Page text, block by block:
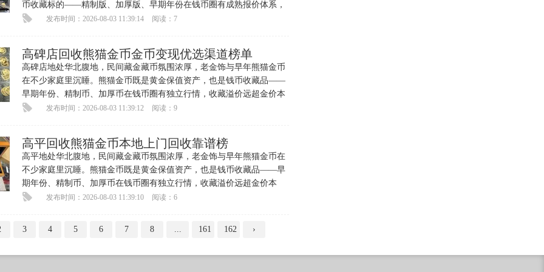
币收藏标的——精制版、加厚版、早期年份在钱币圈有成熟报价体系，
收藏溢价可观。每逢金价高
发布时间：2026-08-03 11:39:14 阅读：7
高碑店回收熊猫金币金币变现优选渠道榜单
高碑店地处华北腹地，民间藏金藏币氛围浓厚，老金饰与早年熊猫金币
在不少家庭里沉睡。熊猫金币既是黄金保值资产，也是钱币收藏品——
早期年份、精制币、加厚币在钱币圈有独立行情，收藏溢价远超金价本
身。近期金价走高，高碑店
发布时间：2026-08-03 11:39:12 阅读：9
高平回收熊猫金币本地上门回收靠谱榜
高平地处华北腹地，民间藏金藏币氛围浓厚，老金饰与早年熊猫金币在
不少家庭里沉睡。熊猫金币既是黄金保值资产，也是钱币收藏品——早
期年份、精制币、加厚币在钱币圈有独立行情，收藏溢价远超金价本
身。近期金价走高，高平藏家
发布时间：2026-08-03 11:39:10 阅读：6
3 4 5 6 7 8 ... 161 162 ›